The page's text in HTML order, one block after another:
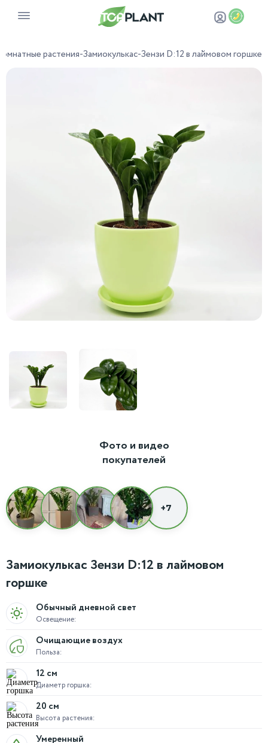
растения-Замиокулькас-Зензи D:12 в лаймовом горшке
Фото и видео
покупателей
+7
Замиокулькас Зензи D:12 в лаймовом
горшке
Освещение:
Обычный дневной свет
Польза:
Очищающие воздух
Диаметр горшка:
12 см
Высота растения:
20 см
Умеренный